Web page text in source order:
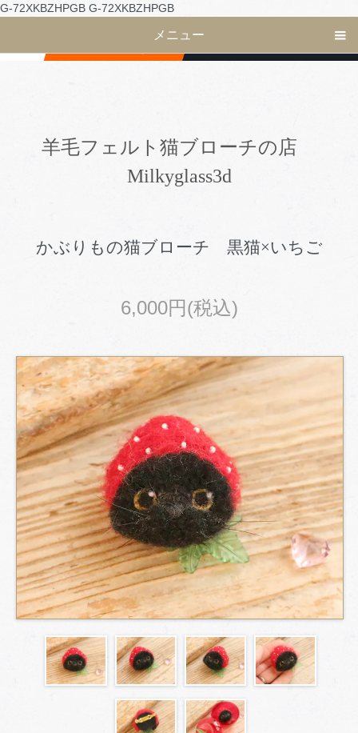
G-72XKBZHPGB G-72XKBZHPGB
メニュー
羊毛フェルト猫ブローチの店
Milkyglass3d
かぶりもの猫ブローチ 黒猫×いちご
6,000円(税込)